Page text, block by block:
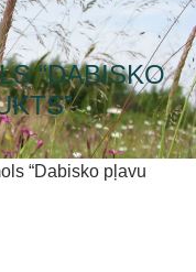
“DABISKO
“Dabisko pļavu